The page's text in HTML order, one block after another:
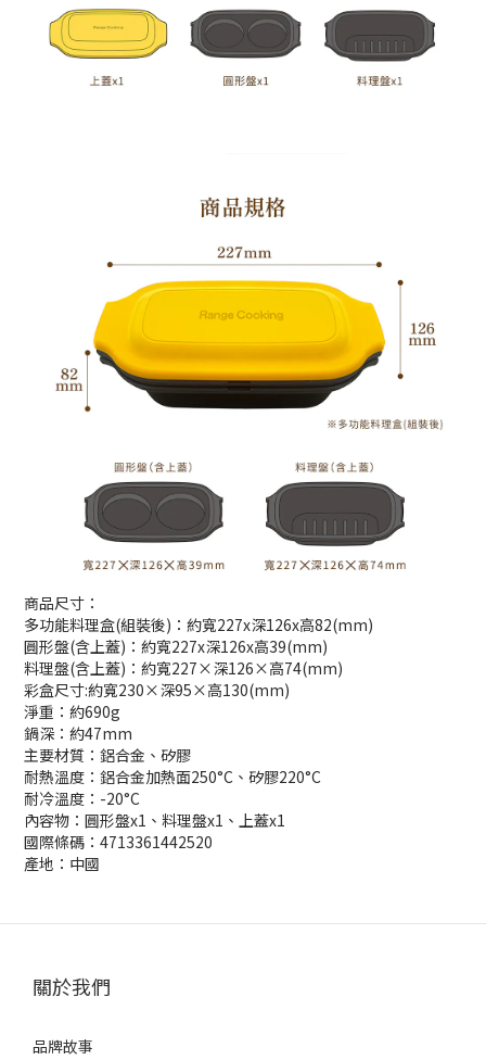
商品尺寸：
多功能料理盒(組裝後)：約寬227x深126x高82(mm)
圓形盤(含上蓋)：約寬227x深126x高39(mm)
料理盤(含上蓋)：約寬227×深126×高74(mm)
彩盒尺寸:約寬230×深95×高130(mm)
淨重：約690g
鍋深：約47mm
主要材質：鋁合金、矽膠
耐熱溫度：鋁合金加熱面250°C、矽膠220°C
耐冷溫度：-20°C
內容物：圓形盤x1、料理盤x1、上蓋x1
國際條碼：4713361442520
產地：中國
關於我們
品牌故事